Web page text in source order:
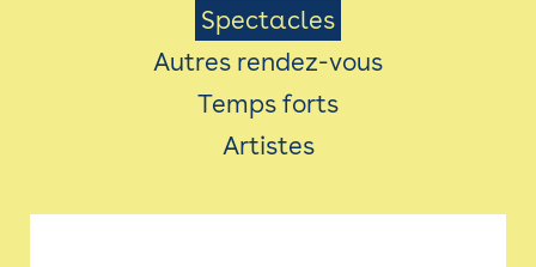
AVEC LES PUBLICS
ACCESSIBILITÉ
LES PRODUCTIONS
Menu
Saison
Spectacles
Autres rendez-vous
Temps forts
Artistes